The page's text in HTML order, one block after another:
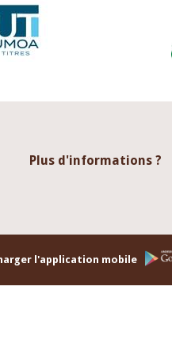
Plus d'informations ?
l'application mobile